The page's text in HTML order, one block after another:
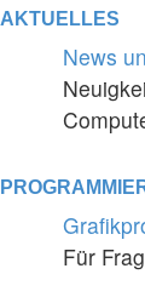
AKTUELLES
News
Für